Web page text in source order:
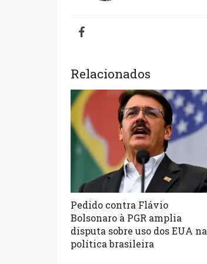
Relacionados
Pedido contra Flávio
Bolsonaro à PGR amplia
disputa sobre uso dos EUA na
política brasileira